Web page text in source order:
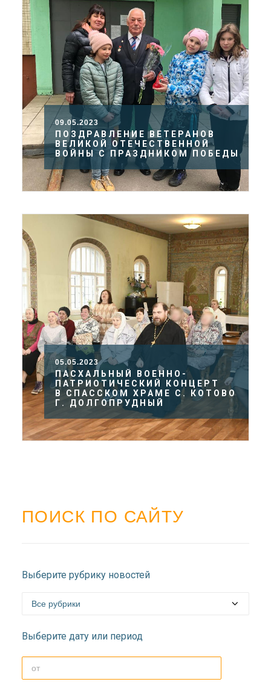
09.05.2023
ПОЗДРАВЛЕНИЕ ВЕТЕРАНОВ
ВЕЛИКОЙ ОТЕЧЕСТВЕННОЙ
ВОЙНЫ С ПРАЗДНИКОМ ПОБЕДЫ
05.05.2023
ПАСХАЛЬНЫЙ ВОЕННО-
ПАТРИОТИЧЕСКИЙ КОНЦЕРТ
В СПАССКОМ ХРАМЕ С. КОТОВО
Г. ДОЛГОПРУДНЫЙ
ПОИСК ПО САЙТУ
Выберите рубрику новостей
Выберите дату или период